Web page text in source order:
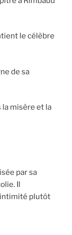
le célèbre
de sa
la misère et la
par sa
Il
plutôt